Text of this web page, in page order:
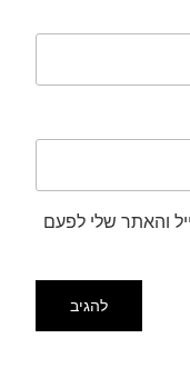
והאתר שלי לפעם